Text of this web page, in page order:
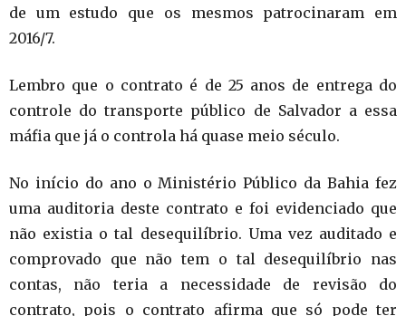
de um estudo que os mesmos patrocinaram em
2016/7.
Lembro que o contrato é de 25 anos de entrega do
controle do transporte público de Salvador a essa
máfia que já o controla há quase meio século.
No início do ano o Ministério Público da Bahia fez
uma auditoria deste contrato e foi evidenciado que
não existia o tal desequilíbrio. Uma vez auditado e
comprovado que não tem o tal desequilíbrio nas
contas, não teria a necessidade de revisão do
contrato, pois o contrato afirma que só pode ter